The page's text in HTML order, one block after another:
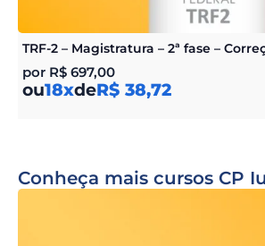
TRF-2 – Magistratura – 2ª fase –
por R$ 697,00
ou18xdeR$ 38,72
Conheça mais cursos CP